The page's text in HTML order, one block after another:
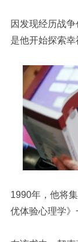
因发现经历战
是他开始探索幸
1990年，他将
优体验心理学》